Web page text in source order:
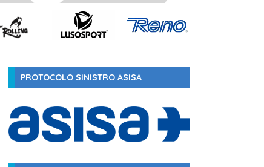
PROTOCOLO SINISTRO ASISA